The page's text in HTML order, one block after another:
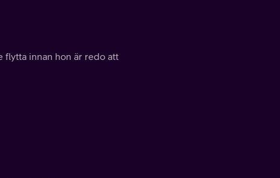
flytta innan hon är redo att